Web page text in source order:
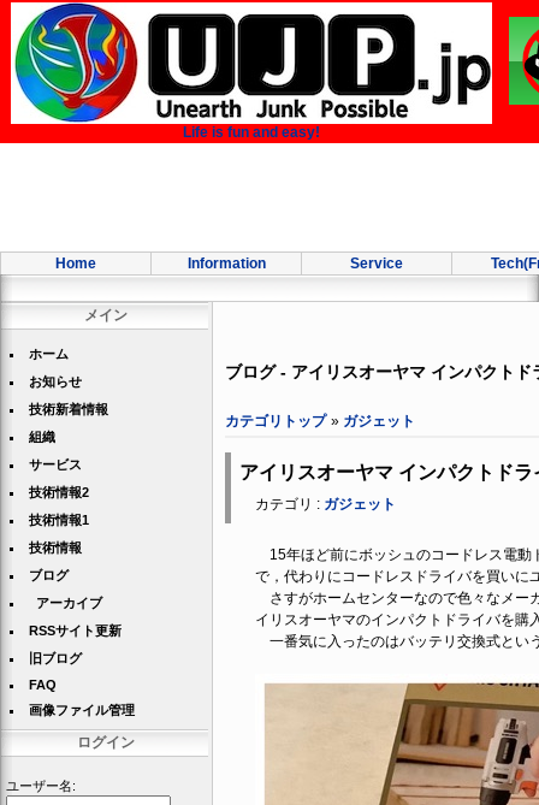
Life is fun and easy!
Home Information Service
メイン
ホーム
お知らせ
技術新着情報
組織
サービス
技術情報2
技術情報1
技術情報
ブログ
アーカイブ
RSSサイト更新
旧ブログ
FAQ
画像ファイル管理
ログイン
ユーザー名:
ブログ - アイリスオーヤマ インパクトド
カテゴリトップ » ガジェット
アイリスオーヤマ インパクトド
カテゴリ : ガジェット
15年ほど前にボッシュのコードレス電動
で，代わりにコードレスドライバを買いに
さすがホームセンターなので色々なメー
イリスオーヤマのインパクトドライバを購
一番気に入ったのはバッテリ交換式とい